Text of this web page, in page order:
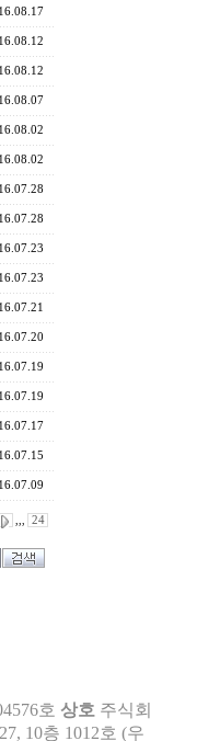
,,, 24
호 상호 주식회
10층 1012호 (우